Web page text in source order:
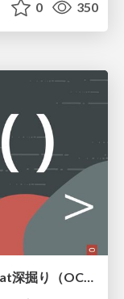
0 350
Lakehouseの要！Open Table Format深掘り（OCHaCafe Season 11 #6）